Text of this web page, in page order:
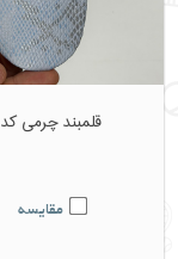
قلمبند چرمی کد 02
مقایسه